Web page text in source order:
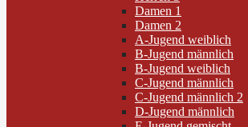
Damen 1
Damen 2
A-Jugend weiblich
B-Jugend männlich
B-Jugend weiblich
C-Jugend männlich
C-Jugend männlich 2
D-Jugend männlich